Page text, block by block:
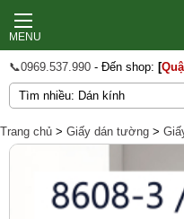
MENU
📞0969.537.990 - Đến shop: [
Trang chủ > Giấy dán tường >